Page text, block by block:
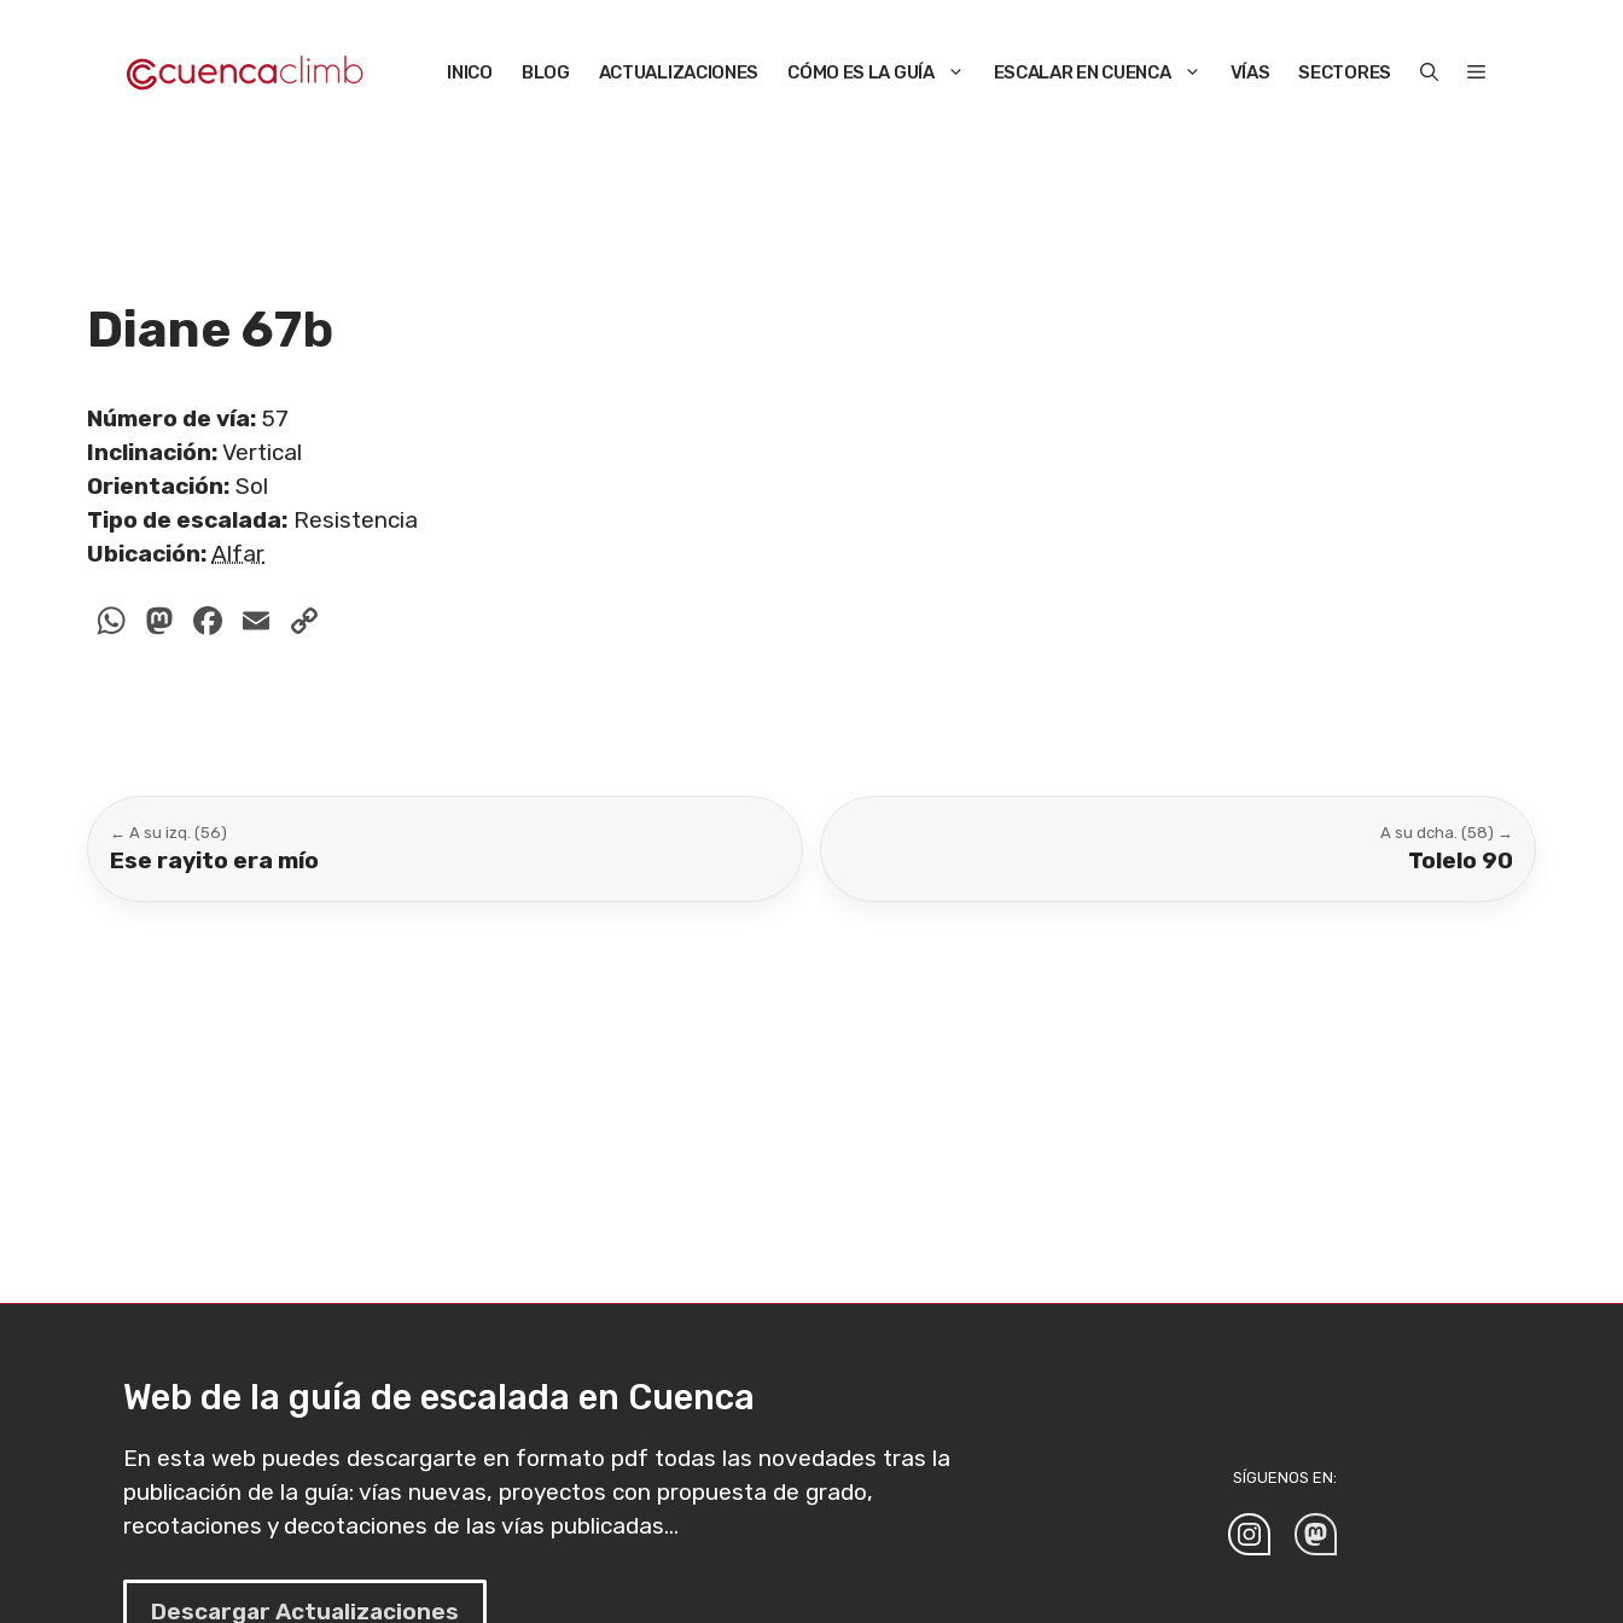
INICO BLOG ACTUALIZACIONES CÓMO ES LA GUÍA ESCALAR EN CUENCA VÍAS SECTORES
Diane 67b
Número de vía: 57
Inclinación:Vertical
Orientación: Sol
Tipo de escalada: Resistencia
Ubicación:Alfar
WhatsApp
Mastodon
Facebook
Email
← A su izq. (56)
Ese rayito era mío
A su dcha. (58) →
Tolelo 90
Web de la guía de escalada en Cuenca
En esta web puedes descargarte en formato pdf todas las novedades tras la
publicación de la guía: vías nuevas, proyectos con propuesta de grado,
recotaciones y decotaciones de las vías publicadas...
Descargar Actualizaciones
SÍGUENOS EN: